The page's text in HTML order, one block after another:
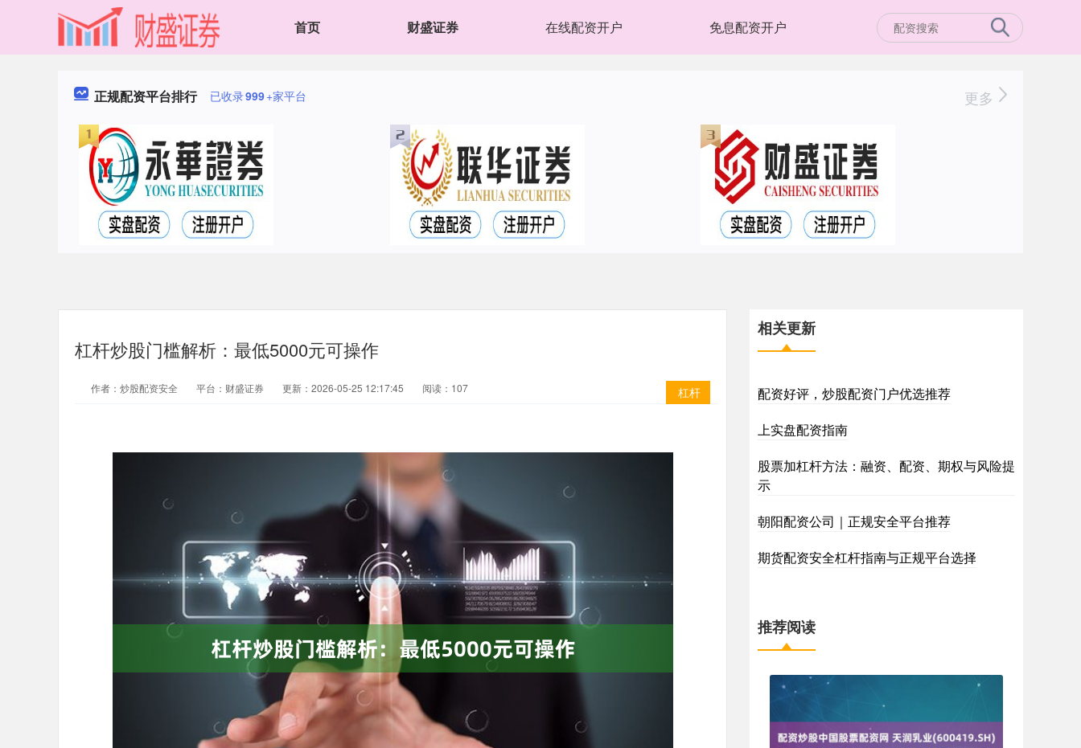
首页 财盛证券 在线配资开户 免息配资开户
正规配资平台排行 已收录999+家平台 更多
杠杆炒股门槛解析：最低5000元可操作
杠杆
作者：炒股配资安全 平台：财盛证券 更新：2026-05-25 12:17:45 阅读：107
相关更新
配资好评，炒股配资门户优选推荐
上实盘配资指南
股票加杠杆方法：融资、配资、期权与风险提
示
朝阳配资公司｜正规安全平台推荐
期货配资安全杠杆指南与正规平台选择
推荐阅读